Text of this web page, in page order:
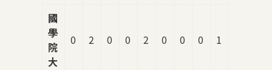
國
學
院
大
0 2 0 0 2 0 0 0 1